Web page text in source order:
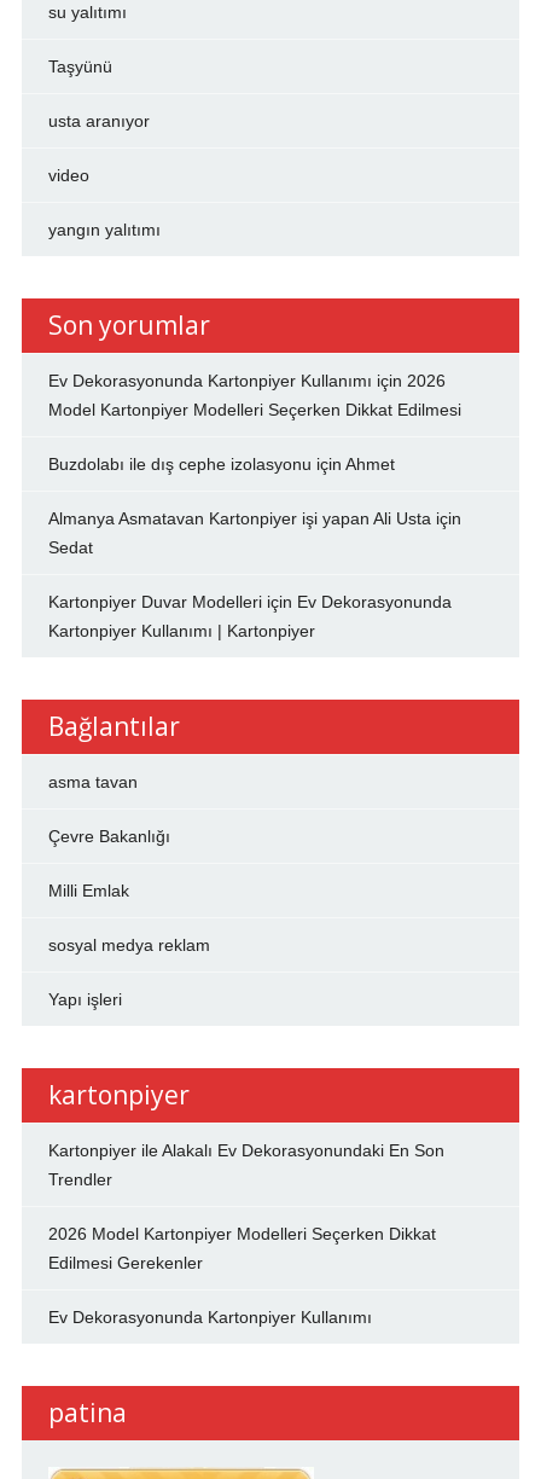
su yalıtımı
Taşyünü
usta aranıyor
video
yangın yalıtımı
Son yorumlar
Ev Dekorasyonunda Kartonpiyer Kullanımı için 2026
Model Kartonpiyer Modelleri Seçerken Dikkat Edilmesi
Buzdolabı ile dış cephe izolasyonu için Ahmet
Almanya Asmatavan Kartonpiyer işi yapan Ali Usta için
Sedat
Kartonpiyer Duvar Modelleriiçin Ev Dekorasyonunda
Kartonpiyer Kullanımı | Kartonpiyer
Bağlantılar
asma tavan
Çevre Bakanlığı
Milli Emlak
sosyal medya reklam
Yapı işleri
kartonpiyer
Kartonpiyer ile Alakalı Ev Dekorasyonundaki En Son
Trendler
2026 Model Kartonpiyer Modelleri Seçerken Dikkat
Edilmesi Gerekenler
Ev Dekorasyonunda Kartonpiyer Kullanımı
patina